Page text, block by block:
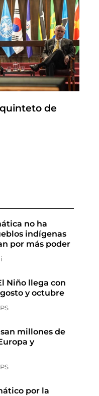
de
no ha
indígenas
por más poder
Niño llega con
y octubre
millones de
y
por la